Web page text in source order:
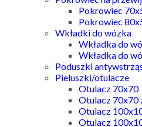
Pokrowiec
Pokrowiec
Wkładki do wózka
Wkładka do
Wkładka do
Poduszki
Pieluszki/otulacze
Otulacz 70x70
Otulacz 70x70
Otulacz
Otulacz